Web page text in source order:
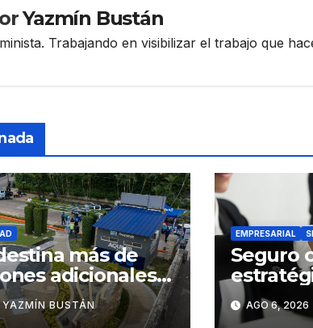
Yazmín Bustán
Trabajando en visibilizar el trabajo que
más de
adicionales a
para fortalecer la
YAZMÍN BUSTÁN
EMPRESARIAL
Seguro
talento
AGO 6, 2026